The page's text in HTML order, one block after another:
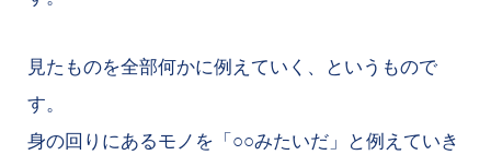
見たものを全部何かに例えていく、というもので
す。
身の回りにあるモノを「○○みたいだ」と例えていき